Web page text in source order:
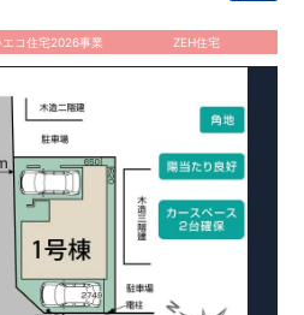
エコ住宅2026事業 ZEH住宅